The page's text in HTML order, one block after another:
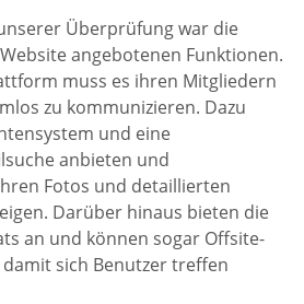
Überprüfung war die
angebotenen Funktionen.
muss es ihren Mitgliedern
zu kommunizieren. Dazu
und eine
anbieten und
Fotos und detaillierten
Darüber hinaus bieten die
an und können sogar Offsite-
sich Benutzer treffen